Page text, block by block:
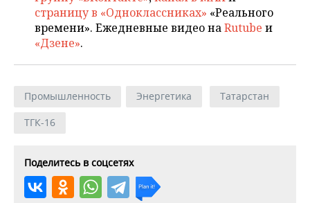
страницу в «Одноклассниках» «Реального
времени». Ежедневные видео наRutube и
«Дзене».
Промышленность Энергетика
Татарстан
ТГК-16
Поделитесь в соцсетях